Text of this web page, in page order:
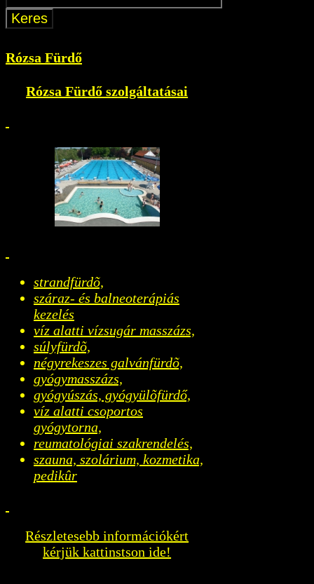
Rózsa Fürdő
Rózsa Fürdő szolgáltatásai
strandfürdõ,
száraz- és balneoterápiás
kezelés
víz alatti vízsugár masszázs,
súlyfürdõ,
négyrekeszes galvánfürdõ,
gyógymasszázs,
gyógyúszás, gyógyülõfürdő,
víz alatti csoportos
gyógytorna,
reumatológiai szakrendelés,
szauna, szolárium, kozmetika,
pedikûr
Részletesebb információkért
kérjük kattinstson ide!